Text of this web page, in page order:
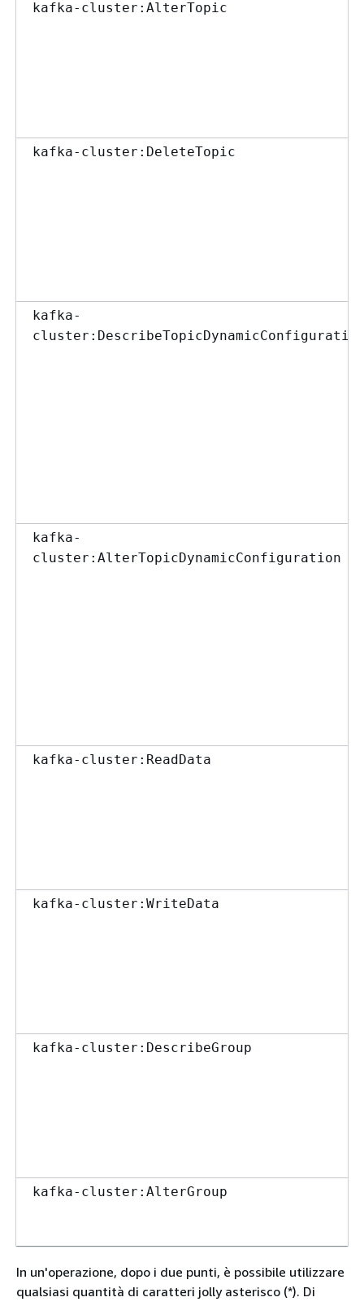
kafka-cluster:AlterTopic
kafka-cluster:DeleteTopic
kafka-
kafka-
cluster:AlterTopicDynamicConfiguration
kafka-cluster:ReadData
kafka-cluster:WriteData
kafka-cluster:DescribeGroup
kafka-cluster:AlterGroup
In un'operazione, dopo i due punti, è possibile utilizzare
qualsiasi quantità di caratteri jolly asterisco (*). Di